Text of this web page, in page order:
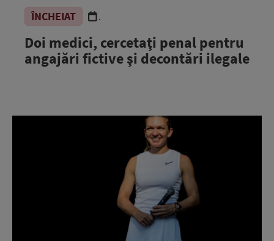
ÎNCHEIAT .
Doi medici, cercetaţi penal pentru
angajări fictive şi decontări ilegale